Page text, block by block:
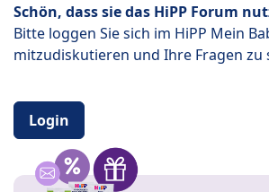
Schön, dass sie das HiPP Forum
Bitte loggen Sie sich im HiPP Mein
mitzudiskutieren und Ihre Fragen zu
Login